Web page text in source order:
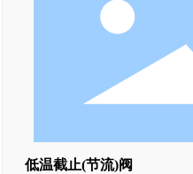
低温截止(节流)阀